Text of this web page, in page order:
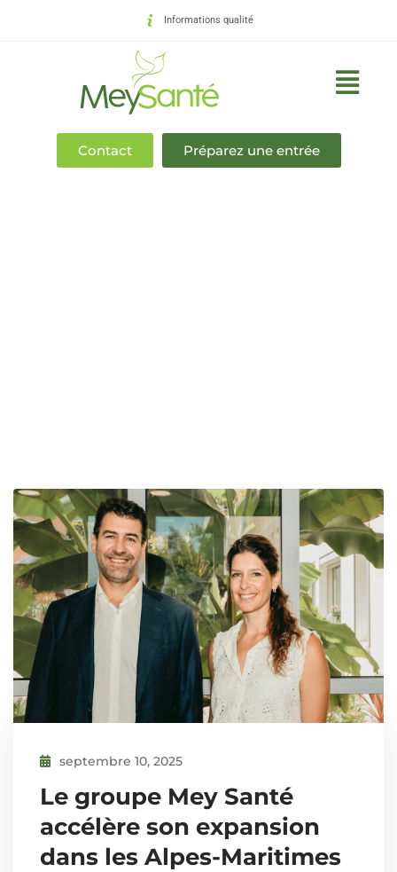
Informations qualité
Contact Préparez une entrée
septembre 10, 2025
Le groupe Mey Santé
accélère son expansion
dans les Alpes-Maritimes